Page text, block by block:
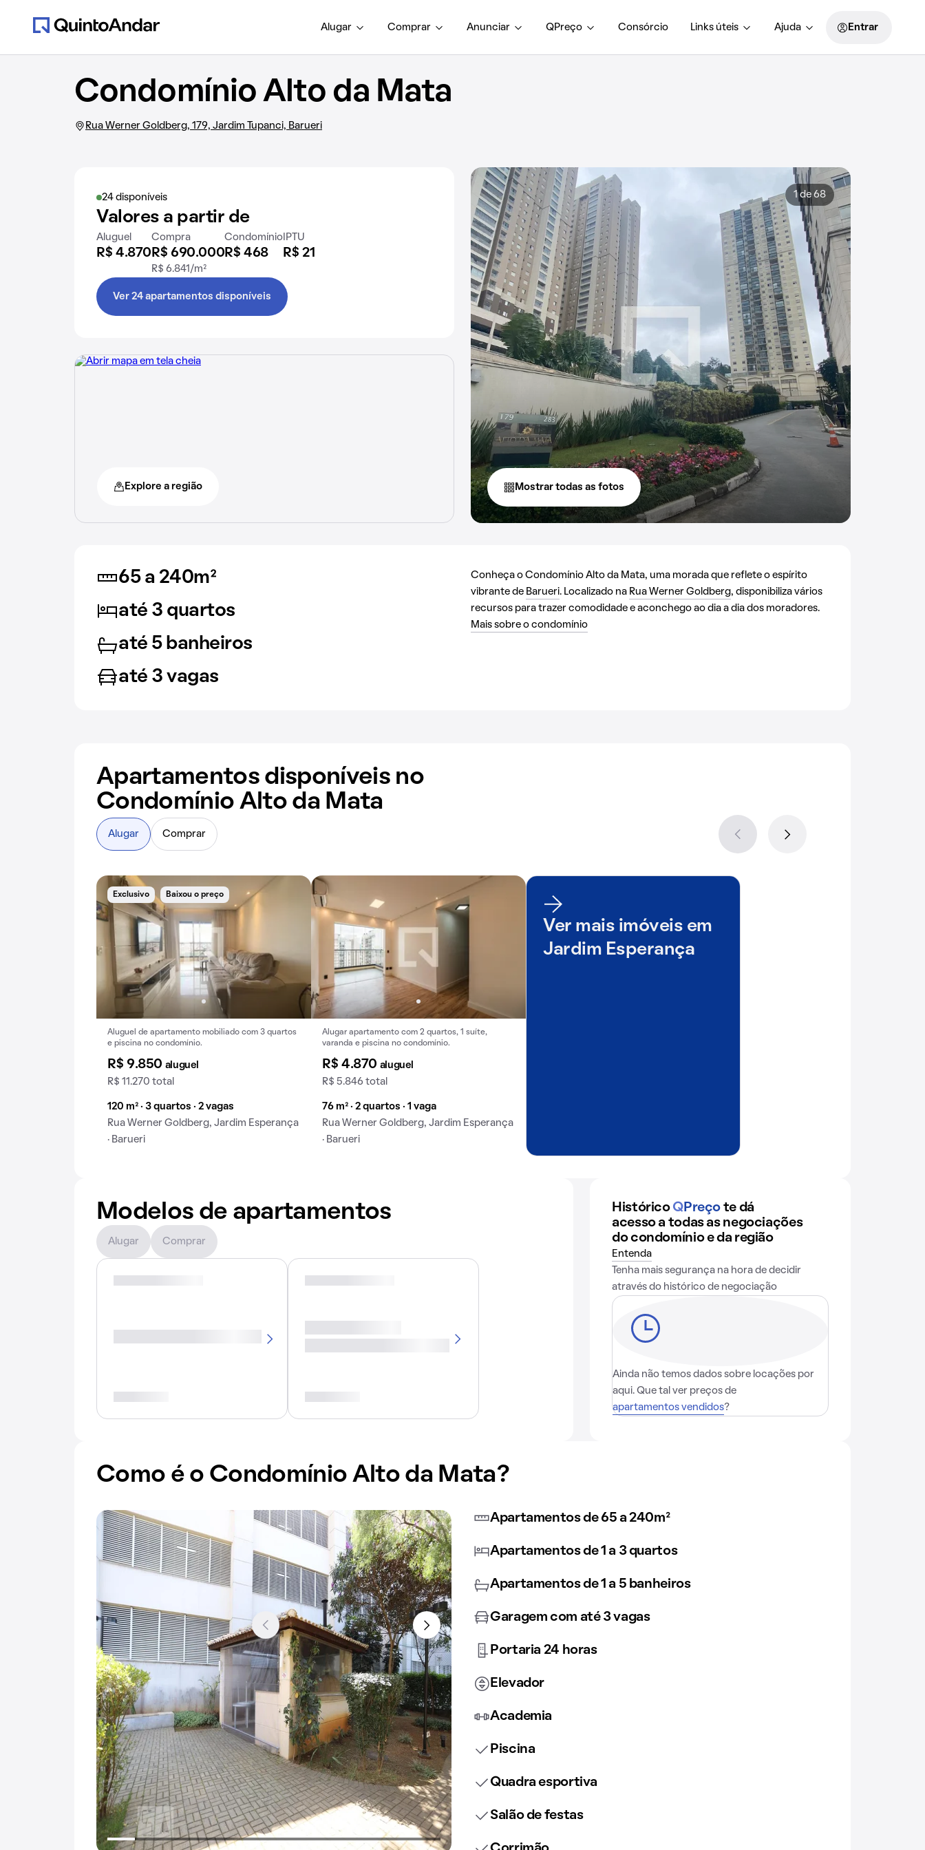
Alugar Comprar Anunciar QPreço Consórcio Links úteis Ajuda Entrar
Condomínio Alto da Mata
Rua Werner Goldberg, 179, Jardim Tupanci, Barueri
24 disponíveis
Valores a partir de
Aluguel
R$ 4.870
Compra
R$ 690.000
R$ 6.841/m²
Condomínio
R$ 468
IPTU
R$ 21
Ver 24 apartamentos disponíveis
Explore a região
1 de 68
Mostrar todas as fotos
65 a 240m²
até 3 quartos
até 5 banheiros
até 3 vagas
Conheça o Condomínio Alto da Mata, uma morada que reflete o espírito
vibrante de Barueri. Localizado na Rua Werner Goldberg, disponibiliza vários
recursos para trazer comodidade e aconchego ao dia a dia dos moradores.
Mais sobre o condomínio
Apartamentos disponíveis no
Condomínio Alto da Mata
Exclusivo Baixou o preço
Aluguel de apartamento mobiliado com 3 quartos
e piscina no condomínio.
R$ 9.850 aluguel
R$ 11.270 total
120 m² · 3 quartos · 2 vagas
Rua Werner Goldberg, Jardim Esperança
· Barueri
Alugar apartamento com 2 quartos, 1 suíte,
varanda e piscina no condomínio.
R$ 4.870 aluguel
R$ 5.846 total
76 m² · 2 quartos · 1 vaga
Rua Werner Goldberg, Jardim Esperança
· Barueri
Ver mais imóveis em
Jardim Esperança
Alugar Comprar
Modelos de apartamentos
Alugar Comprar
Histórico QPreço te dá
acesso a todas as negociações
do condomínio e da região
Entenda
Tenha mais segurança na hora de decidir
através do histórico de negociação
Ainda não temos dados sobre locações por
aqui. Que tal ver preços de
apartamentos vendidos?
Como é o Condomínio Alto da Mata?
Apartamentos de 65 a 240m²
Apartamentos de 1 a 3 quartos
Apartamentos de 1 a 5 banheiros
Garagem com até 3 vagas
Portaria 24 horas
Elevador
Academia
Piscina
Quadra esportiva
Salão de festas